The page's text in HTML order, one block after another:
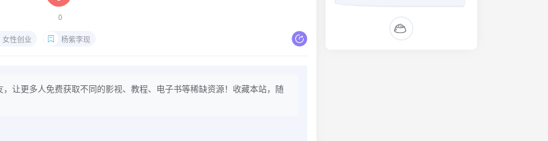
0
女性创业 杨紫李现
让更多人免费获取不同的影视、教程、电子书等稀缺资源！收藏本站，随